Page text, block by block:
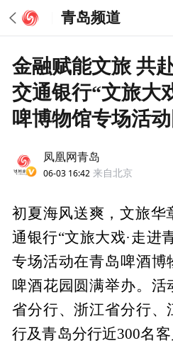
青岛频道
金融赋能文旅 共
交通银行“文旅大
啤博物馆专场活
凤凰网青岛
06-03 16:42 来自北京
初夏海风送爽，文旅华
通银行“文旅大戏·走进
专场活动在青岛啤酒博
啤酒花园圆满举办。
省分行、浙江省分行、
行及青岛分行近300名